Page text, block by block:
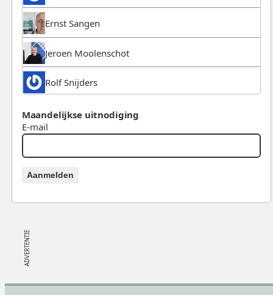
Ernst Sangen
Jeroen Moolenschot
Rolf Snijders
Maandelijkse uitnodiging
E-mail
Aanmelden